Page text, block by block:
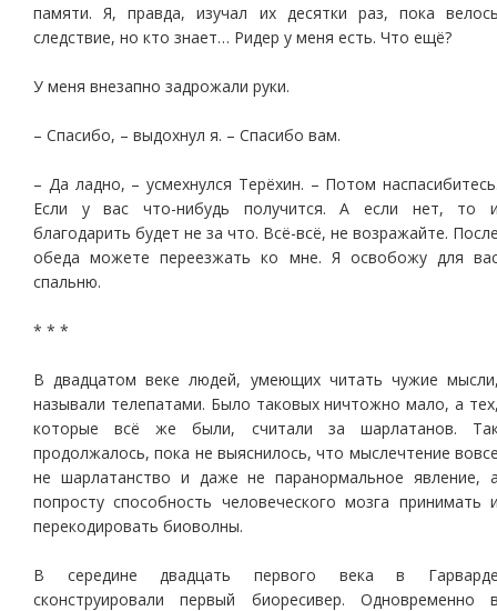
памяти. Я, правда, изучал их десятки раз, пока
следствие, но кто знает… Ридер у меня есть. Что ещё?
У меня внезапно задрожали руки.
– Спасибо, – выдохнул я. – Спасибо вам.
– Да ладно, – усмехнулся Терёхин. – Потом
Если у вас что-нибудь получится. А если нет, то
благодарить будет не за что. Всё-всё, не возражайте.
обеда можете переезжать ко мне. Я освобожу для
спальню.
* * *
В двадцатом веке людей, умеющих читать чужие
называли телепатами. Было таковых ничтожно мало, а
которые всё же были, считали за шарлатанов.
продолжалось, пока не выяснилось, что мыслечтение
не шарлатанство и даже не паранормальное явление,
попросту способность человеческого мозга принимать
перекодировать биоволны.
В середине двадцать первого века в
сконструировали первый биоресивер. Одновременно